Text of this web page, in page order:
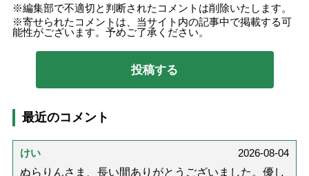
編集部で不適切と判断されたコメントは削除いたします。
寄せられたコメントは、当サイト内の記事中で掲載する可
能性がございます。予めご了承ください。
最近のコメント
けい
2026-08-04
ぬらりんさま、長い間ありがとうございました。優し